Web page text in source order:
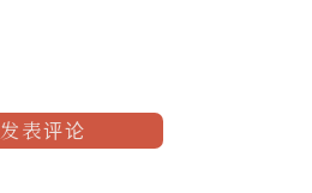
发表评论